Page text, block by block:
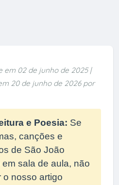
em 02 de junho de 2025 |
20 de junho de 2026 por
e Poesia: Se
canções e
de São João
sala de aula, não
nosso artigo